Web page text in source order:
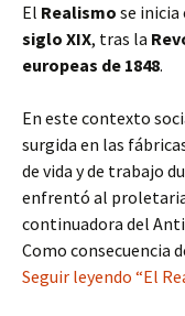
El Realismo se inicia
siglo XIX, tras la
europeas de 1848.
En este contexto
surgida en las
de vida y de trabajo
enfrentó al
continuadora del
Como consecuencia
Seguir leyendo “El